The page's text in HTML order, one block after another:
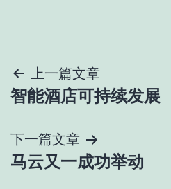
文
章
导
航
上一篇文章
智能酒店可持续发展
下一篇文章
马云又一成功举动